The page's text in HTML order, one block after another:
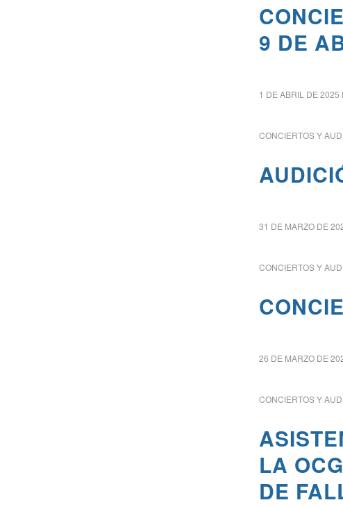
9 DE
1 DE ABRIL DE 2025
CONCIERTOS Y
31 DE MARZO DE
CONCIERTOS Y
26 DE MARZO DE
CONCIERTOS Y
LA
DE